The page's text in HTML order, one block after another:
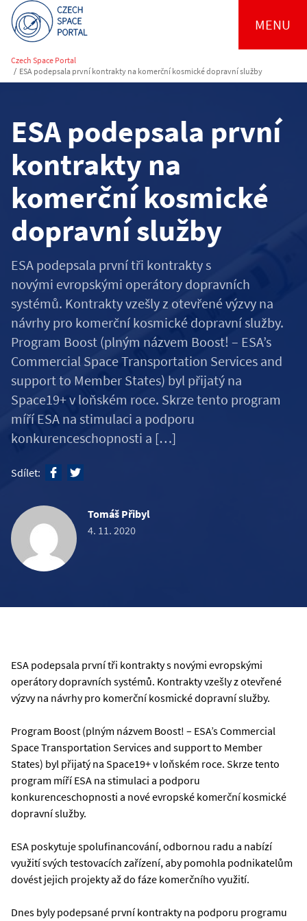
MENU
Czech Space Portal
/ ESA podepsala první kontrakty na komerční kosmické dopravní služby
ESA podepsala první
kontrakty na
komerční kosmické
dopravní služby
ESA podepsala první tři kontrakty s
novými evropskými operátory dopravních
systémů. Kontrakty vzešly z otevřené výzvy na
návrhy pro komerční kosmické dopravní služby.
Program Boost (plným názvem Boost! – ESA’s
Commercial Space Transportation Services and
support to Member States) byl přijatý na
Space19+ v loňském roce. Skrze tento program
míří ESA na stimulaci a podporu
konkurenceschopnosti a […]
Sdílet:
Tomáš Přibyl
4. 11. 2020
ESA podepsala první tři kontrakty s novými evropskými
operátory dopravních systémů. Kontrakty vzešly z otevřené
výzvy na návrhy pro komerční kosmické dopravní služby.
Program Boost (plným názvem Boost! – ESA’s Commercial
Space Transportation Services and support to Member
States) byl přijatý na Space19+ v loňském roce. Skrze tento
program míří ESA na stimulaci a podporu
konkurenceschopnosti a nové evropské komerční kosmické
dopravní služby.
ESA poskytuje spolufinancování, odbornou radu a nabízí
využití svých testovacích zařízení, aby pomohla podnikatelům
dovést jejich projekty až do fáze komerčního využití.
Dnes byly podepsané první kontrakty na podporu programu